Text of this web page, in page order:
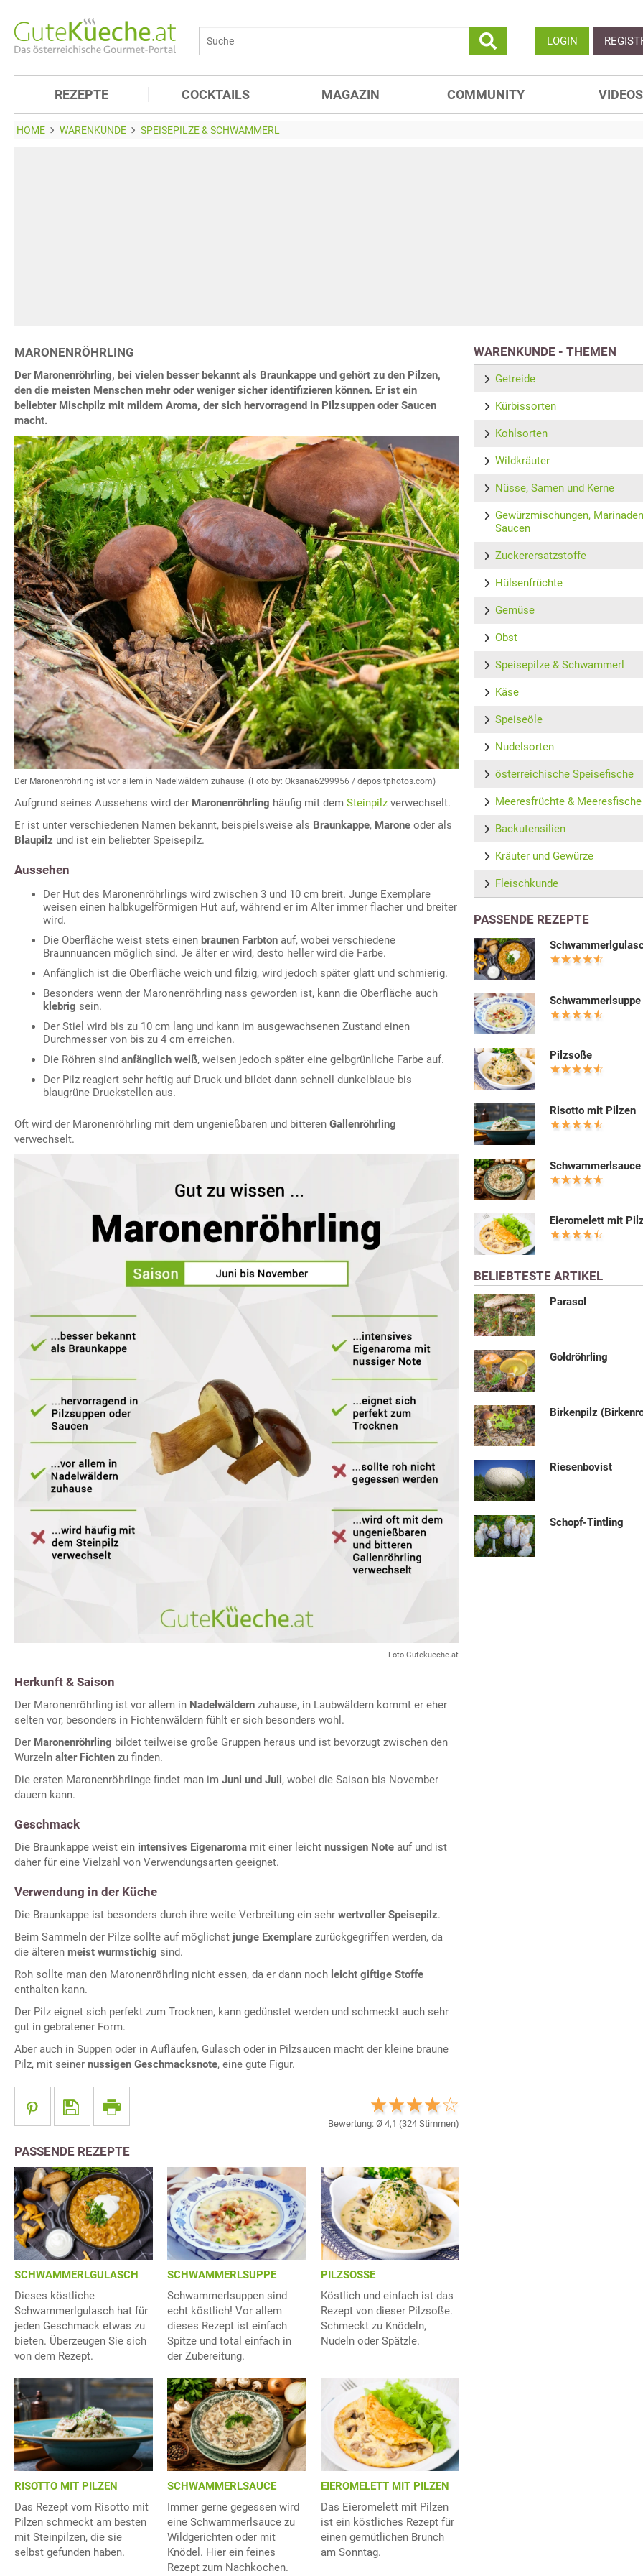
LOGIN
REZEPTE COCKTAILS MAGAZIN COMMUNITY VIDEOS
HOME WARENKUNDE SPEISEPILZE & SCHWAMMERL
MARONENRÖHRLING
Der Maronenröhrling, bei vielen besser bekannt als Braunkappe und gehört zu den Pilzen,
den die meisten Menschen mehr oder weniger sicher identifizieren können. Er ist ein
beliebter Mischpilz mit mildem Aroma, der sich hervorragend in Pilzsuppen oder Saucen
macht.
Der Maronenröhrling ist vor allem in Nadelwäldern zuhause. (Foto by: Oksana6299956 / depositphotos.com)
Aufgrund seines Aussehens wird der Maronenröhrling häufig mit dem Steinpilz verwechselt.
Er ist unter verschiedenen Namen bekannt, beispielsweise als Braunkappe, Marone oder als
Blaupilz und ist ein beliebter Speisepilz.
Aussehen
Der Hut des Maronenröhrlings wird zwischen 3 und 10 cm breit. Junge Exemplare
weisen einen halbkugelförmigen Hut auf, während er im Alter immer flacher und breiter
wird.
Die Oberfläche weist stets einen braunen Farbton auf, wobei verschiedene
Braunnuancen möglich sind. Je älter er wird, desto heller wird die Farbe.
Anfänglich ist die Oberfläche weich und filzig, wird jedoch später glatt und schmierig.
Besonders wenn der Maronenröhrling nass geworden ist, kann die Oberfläche auch
klebrig sein.
Der Stiel wird bis zu 10 cm lang und kann im ausgewachsenen Zustand einen
Durchmesser von bis zu 4 cm erreichen.
Die Röhren sind anfänglich weiß, weisen jedoch später eine gelbgrünliche Farbe auf.
Der Pilz reagiert sehr heftig auf Druck und bildet dann schnell dunkelblaue bis
blaugrüne Druckstellen aus.
Oft wird der Maronenröhrling mit dem ungenießbaren und bitteren Gallenröhrling
verwechselt.
Foto Gutekueche.at
Herkunft & Saison
Der Maronenröhrling ist vor allem in Nadelwäldern zuhause, in Laubwäldern kommt er eher
selten vor, besonders in Fichtenwäldern fühlt er sich besonders wohl.
Der Maronenröhrling bildet teilweise große Gruppen heraus und ist bevorzugt zwischen den
Wurzeln alter Fichten zu finden.
Die ersten Maronenröhrlinge findet man im Juni und Juli, wobei die Saison bis November
dauern kann.
Geschmack
Die Braunkappe weist ein intensives Eigenaroma mit einer leicht nussigen Note auf und ist
daher für eine Vielzahl von Verwendungsarten geeignet.
Verwendung in der Küche
Die Braunkappe ist besonders durch ihre weite Verbreitung ein sehr wertvoller Speisepilz.
Beim Sammeln der Pilze sollte auf möglichst junge Exemplare zurückgegriffen werden, da
die älteren meist wurmstichig sind.
Roh sollte man den Maronenröhrling nicht essen, da er dann noch leicht giftige Stoffe
enthalten kann.
Der Pilz eignet sich perfekt zum Trocknen, kann gedünstet werden und schmeckt auch sehr
gut in gebratener Form.
Aber auch in Suppen oder in Aufläufen, Gulasch oder in Pilzsaucen macht der kleine braune
Pilz, mit seiner nussigen Geschmacksnote, eine gute Figur.
Bewertung: Ø 4,1 (324Stimmen)
PASSENDE REZEPTE
SCHWAMMERLGULASCH
Dieses köstliche
Schwammerlgulasch hat für
jeden Geschmack etwas zu
bieten. Überzeugen Sie sich
von dem Rezept.
SCHWAMMERLSUPPE
Schwammerlsuppen sind
echt köstlich! Vor allem
dieses Rezept ist einfach
Spitze und total einfach in
der Zubereitung.
PILZSOSSE
Köstlich und einfach ist das
Rezept von dieser Pilzsoße.
Schmeckt zu Knödeln,
Nudeln oder Spätzle.
RISOTTO MIT PILZEN
Das Rezept vom Risotto mit
Pilzen schmeckt am besten
mit Steinpilzen, die sie
selbst gefunden haben.
SCHWAMMERLSAUCE
Immer gerne gegessen wird
eine Schwammerlsauce zu
Wildgerichten oder mit
Knödel. Hier ein feines
Rezept zum Nachkochen.
EIEROMELETT MIT PILZEN
Das Eieromelett mit Pilzen
ist ein köstliches Rezept für
einen gemütlichen Brunch
am Sonntag.
WARENKUNDE - THEMEN
Getreide
Kürbissorten
Kohlsorten
Wildkräuter
Nüsse, Samen und Kerne
Gewürzmischungen,
Saucen
Zuckerersatzstoffe
Hülsenfrüchte
Gemüse
Obst
Speisepilze & Schwammerl
Käse
Speiseöle
Nudelsorten
österreichische Speisefische
Meeresfrüchte & Meeresfische
Backutensilien
Kräuter und Gewürze
Fleischkunde
PASSENDE REZEPTE
Schwammerlsuppe
Pilzsoße
Risotto mit Pilzen
Schwammerlsauce
Eieromelett mit
BELIEBTESTE ARTIKEL
Parasol
Goldröhrling
Birkenpilz
Riesenbovist
Schopf-Tintling